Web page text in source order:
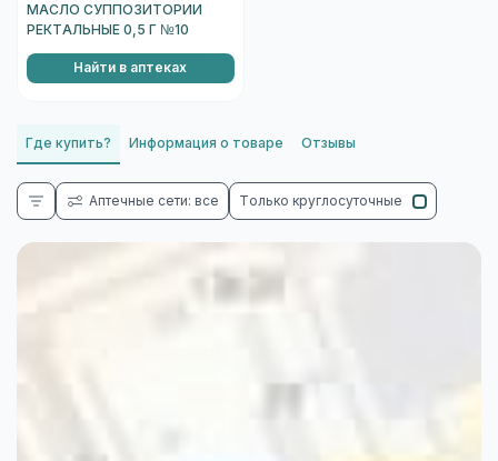
МАСЛО СУППОЗИТОРИИ
РЕКТАЛЬНЫЕ 0,5 Г №10
Найти в аптеках
Где купить? Информация о товаре Отзывы
Аптечные сети: все Только круглосуточные